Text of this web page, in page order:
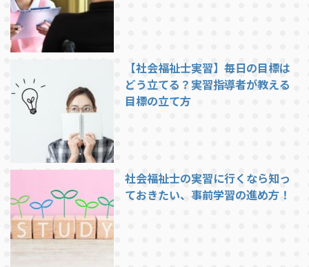
【社会福祉士実習】毎日の目標は
どう立てる？実習指導者が教える
目標の立て方
社会福祉士の実習に行くなら知っ
ておきたい、事前学習の進め方！